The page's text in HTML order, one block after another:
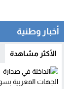
أخبار وطنية
الأكثر مشاهدة